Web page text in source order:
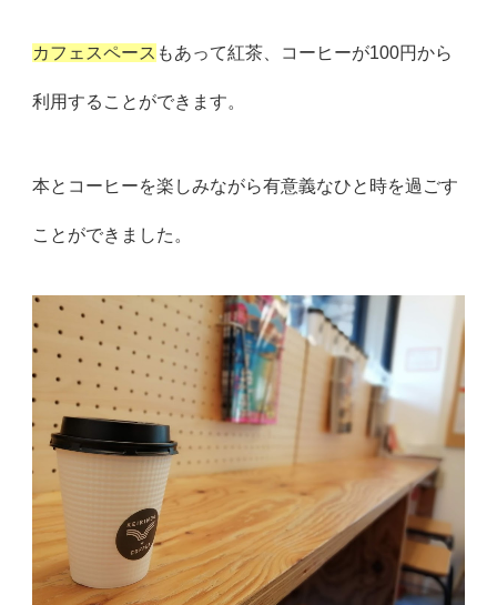
カフェスペース もあって紅茶、 コーヒーが100円から
利用することができます。
本とコーヒーを楽しみながら有意義なひと時を過ごす
ことができま した。